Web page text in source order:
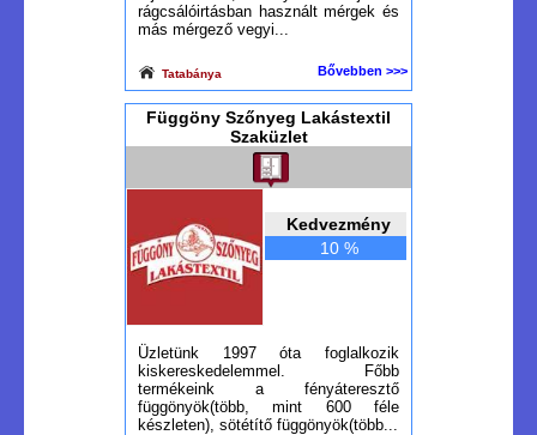
rágcsálóirtásban használt mérgek és
más mérgező vegyi...
Tatabánya Bővebben >>>
Függöny Szőnyeg Lakástextil
Szaküzlet
Kedvezmény
10 %
Üzletünk 1997 óta foglalkozik
kiskereskedelemmel. Főbb
termékeink a fényáteresztő
függönyök(több, mint 600 féle
készleten), sötétítő függönyök(több...